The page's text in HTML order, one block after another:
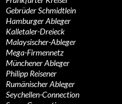
Gebrüder Schmidtlein
Hamburger Ableger
Kalletaler-Dreieck
Malaysischer-Ableger
Mega-Firmennetz
Münchener Ableger
Philipp Reisener
Rumänischer Ableger
Seychellen-Connection